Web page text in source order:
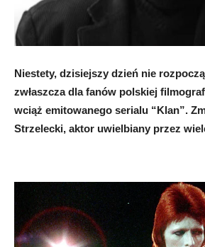
Niestety, dzisiejszy dzień nie
zwłaszcza dla fanów polskiej
wciąż emitowanego serialu “Klan”.
Strzelecki, aktor uwielbiany przez